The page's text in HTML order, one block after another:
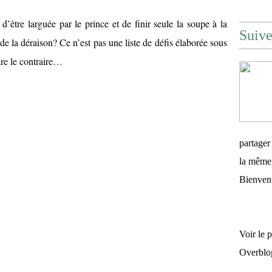
larguée par le prince et de finir seule la soupe à la
la déraison? Ce n’est pas une liste de défis élaborée sous
le contraire…
la
Voir le